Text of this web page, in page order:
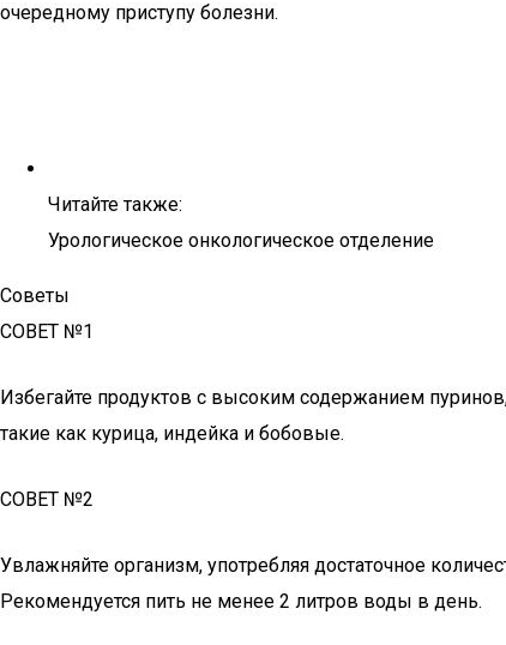
очередному приступу болезни.
Читайте также:
Урологическое онкологическое отделение
Советы
СОВЕТ №1
Избегайте продуктов с высоким содержанием
такие как курица, индейка и бобовые.
СОВЕТ №2
Увлажняйте организм, употребляя достаточное
Рекомендуется пить не менее 2 литров воды в день.